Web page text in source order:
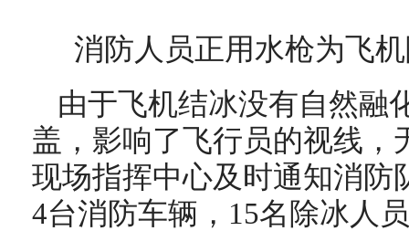
消防人员正用水枪为飞
由于飞机结冰没有自然融
盖，影响了飞行员的视线，
现场指挥中心及时通知消防
4台消防车辆，15名除冰人